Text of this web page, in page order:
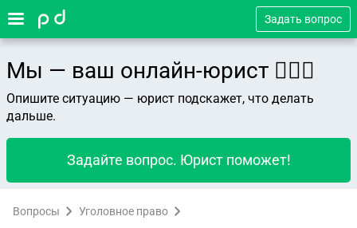
Задать вопрос
Мы — ваш онлайн-юрист 👨🏻‍⚖️
Опишите ситуацию — юрист подскажет, что делать
дальше.
Задайте вопрос. Юрист поможет!
Вопросы Уголовное право